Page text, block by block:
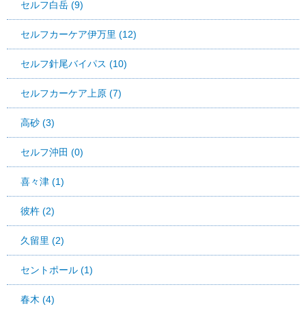
セルフ白岳 (9)
セルフカーケア伊万里 (12)
セルフ針尾バイパス (10)
セルフカーケア上原 (7)
高砂 (3)
セルフ沖田 (0)
喜々津 (1)
彼杵 (2)
久留里 (2)
セントポール (1)
春木 (4)